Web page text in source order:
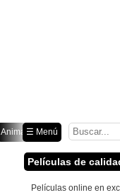
Animación☰ Menú
Películas de
Películas online en